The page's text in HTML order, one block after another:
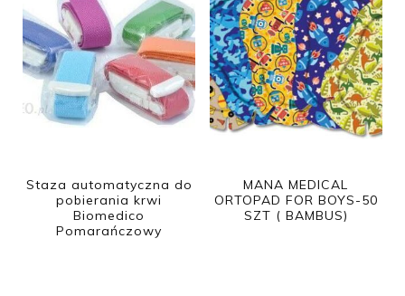
Staza automatyczna do
pobierania krwi
Biomedico
Pomarańczowy
MANA MEDICAL
ORTOPAD FOR BOYS-50
SZT ( BAMBUS)